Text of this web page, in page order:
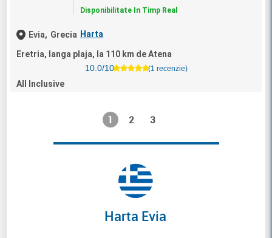
Disponibilitate In Timp Real
Evia, Grecia Harta
Eretria, langa plaja, la 110 km de Atena
10.0/10
(1 recenzie)
All Inclusive
1 2 3
Harta Evia